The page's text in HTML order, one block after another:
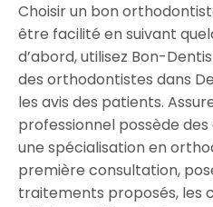
Choisir un bon
être facilité en suivant
d’abord, utilisez Bon-
des orthodontistes dans
les avis des patients.
professionnel possède
une spécialisation en
première consultation,
traitements proposés, les